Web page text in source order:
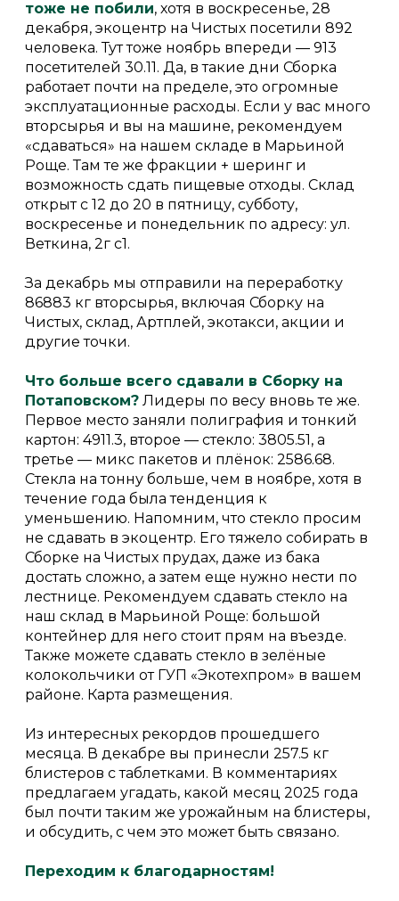
тоже не побили, хотя в воскресенье, 28
декабря, экоцентр на Чистых посетили 892
человека. Тут тоже ноябрь впереди — 913
посетителей 30.11. Да, в такие дни Сборка
работает почти на пределе, это огромные
эксплуатационные расходы. Если у вас много
вторсырья и вы на машине, рекомендуем
«сдаваться» на нашем складе в Марьиной
Роще. Там те же фракции + шеринг и
возможность сдать пищевые отходы. Склад
открыт с 12 до 20 в пятницу, субботу,
воскресенье и понедельник по адресу: ул.
Веткина, 2г с1.
За декабрь мы отправили на переработку
86883 кг вторсырья, включая Сборку на
Чистых, склад, Артплей, экотакси, акции и
другие точки.
Что больше всего сдавали в Сборку на
Потаповском? Лидеры по весу вновь те же.
Первое место заняли полиграфия и тонкий
картон: 4911.3, второе — стекло: 3805.51, а
третье — микс пакетов и плёнок: 2586.68.
Стекла на тонну больше, чем в ноябре, хотя в
течение года была тенденция к
уменьшению. Напомним, что стекло просим
не сдавать в экоцентр. Его тяжело собирать в
Сборке на Чистых прудах, даже из бака
достать сложно, а затем еще нужно нести по
лестнице. Рекомендуем сдавать стекло на
наш склад в Марьиной Роще: большой
контейнер для него стоит прям на въезде.
Также можете сдавать стекло в зелёные
колокольчики от ГУП «Экотехпром» в вашем
районе. Карта размещения.
Из интересных рекордов прошедшего
месяца. В декабре вы принесли 257.5 кг
блистеров с таблетками. В комментариях
предлагаем угадать, какой месяц 2025 года
был почти таким же урожайным на блистеры,
и обсудить, с чем это может быть связано.
Переходим к благодарностям!